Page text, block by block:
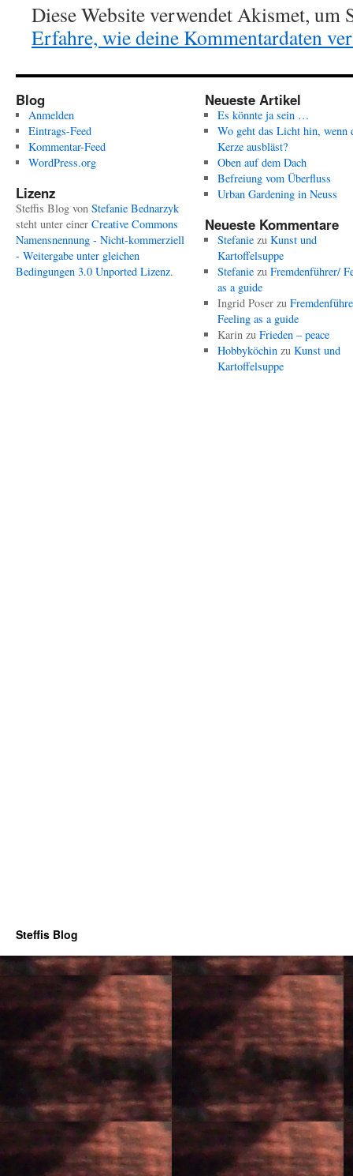
Diese Website verwendet Akismet, um
Erfahre, wie deine Kommentardaten
Blog
Anmelden
Eintrags-Feed
Kommentar-Feed
WordPress.org
Lizenz
Steffis Blog von Stefanie Bednarzyk
steht unter einer Creative Commons
Namensnennung - Nicht-kommerziell
- Weitergabe unter gleichen
Bedingungen 3.0 Unported Lizenz.
Neueste Artikel
Es könnte ja sein …
Wo geht das Licht hin, wenn
Kerze ausbläst?
Oben auf dem Dach
Befreiung vom Überfluss
Urban Gardening in Neuss
Neueste Kommentare
Stefaniezu Kunst und
Kartoffelsuppe
Stefaniezu Fremdenführer/
as a guide
Ingrid Poserzu
Feeling as a guide
Karinzu Frieden – peace
Hobbyköchinzu Kunst und
Kartoffelsuppe
Steffis Blog